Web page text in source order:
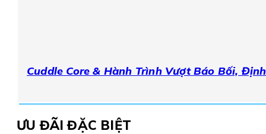
Cuddle Core & Hành Trình Vượt Báo Bối,
ƯU ĐÃI ĐẶC BIỆT